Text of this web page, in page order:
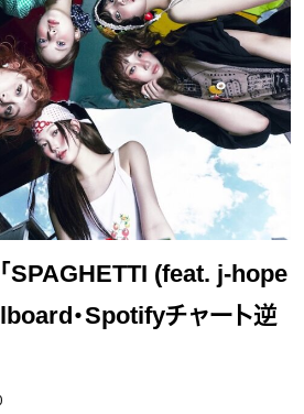
SPAGHETTI (feat. j-hope
・Spotifyチャート逆